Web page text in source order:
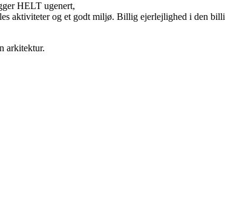
HELT ugenert,
aktiviteter og et godt miljø. Billig ejerlejlighed i den
arkitektur.